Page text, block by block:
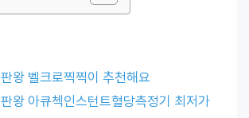
왕 벨크로찍찍이 추천해요
왕 아큐첵인스턴트혈당측정기 최저가